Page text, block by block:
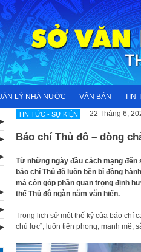
LÝ NHÀ NƯỚC VĂN BẢN TIN
TIN TỨC - SỰ KIỆN 22 Tháng 6,
Báo chí Thủ đô – dòng
Từ những ngày đầu cách mạng
báo chí Thủ đô luôn bền bỉ đồng
mà còn góp phần quan trọng định
thế Thủ đô ngàn năm văn hiến.
Trong lịch sử một thế kỷ của báo chí
chủ lực”, luôn tiên phong, mạnh mẽ,